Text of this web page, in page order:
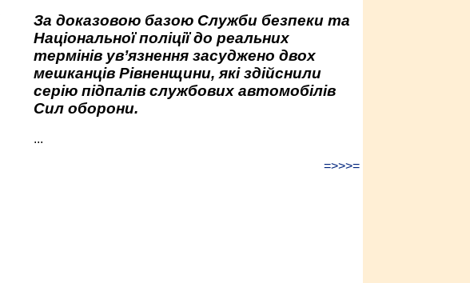
За доказовою базою Служби безпеки та
Національної поліції до реальних
термінів ув’язнення засуджено двох
мешканців Рівненщини, які здійснили
серію підпалів службових автомобілів
Сил оборони.
...
=>>>=